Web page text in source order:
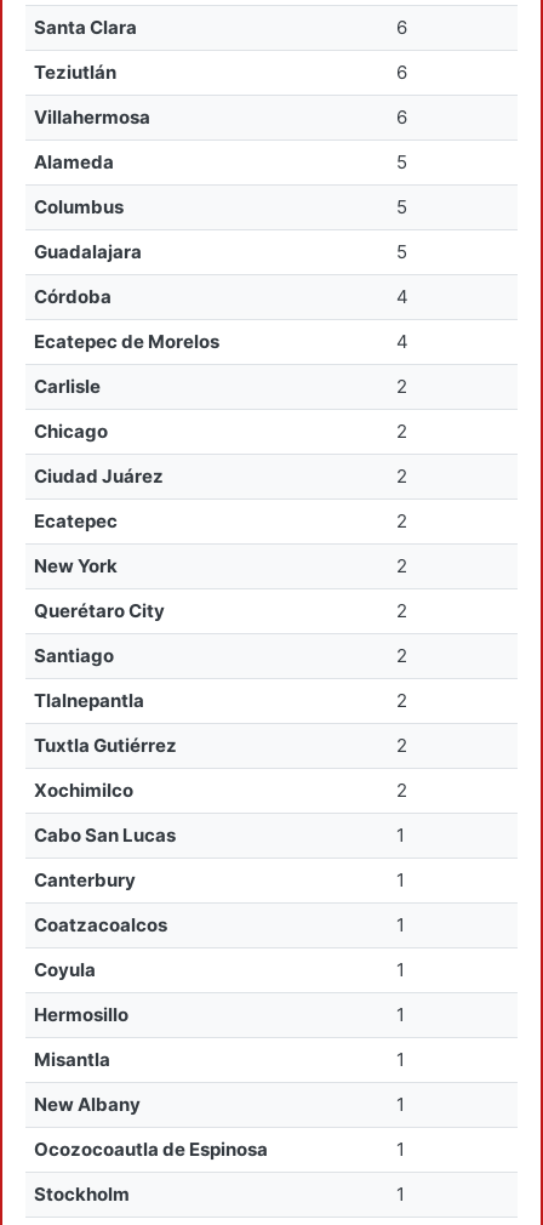
Santa Clara
6
Teziutlán
6
Villahermosa
6
Alameda
5
Columbus
5
Guadalajara
5
Córdoba
4
Ecatepec de Morelos
4
Carlisle
2
Chicago
2
Ciudad Juárez
2
Ecatepec
2
New York
2
Querétaro City
2
Santiago
2
Tlalnepantla
2
Tuxtla Gutiérrez
2
Xochimilco
2
Cabo San Lucas
1
Canterbury
1
Coatzacoalcos
1
Coyula
1
Hermosillo
1
Misantla
1
New Albany
1
Ocozocoautla de Espinosa
1
Stockholm
1